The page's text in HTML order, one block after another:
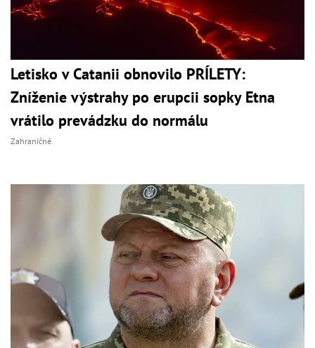
Letisko v Catanii obnovilo PRÍLETY:
Zníženie výstrahy po erupcii sopky Etna
vrátilo prevádzku do normálu
Zahraničné